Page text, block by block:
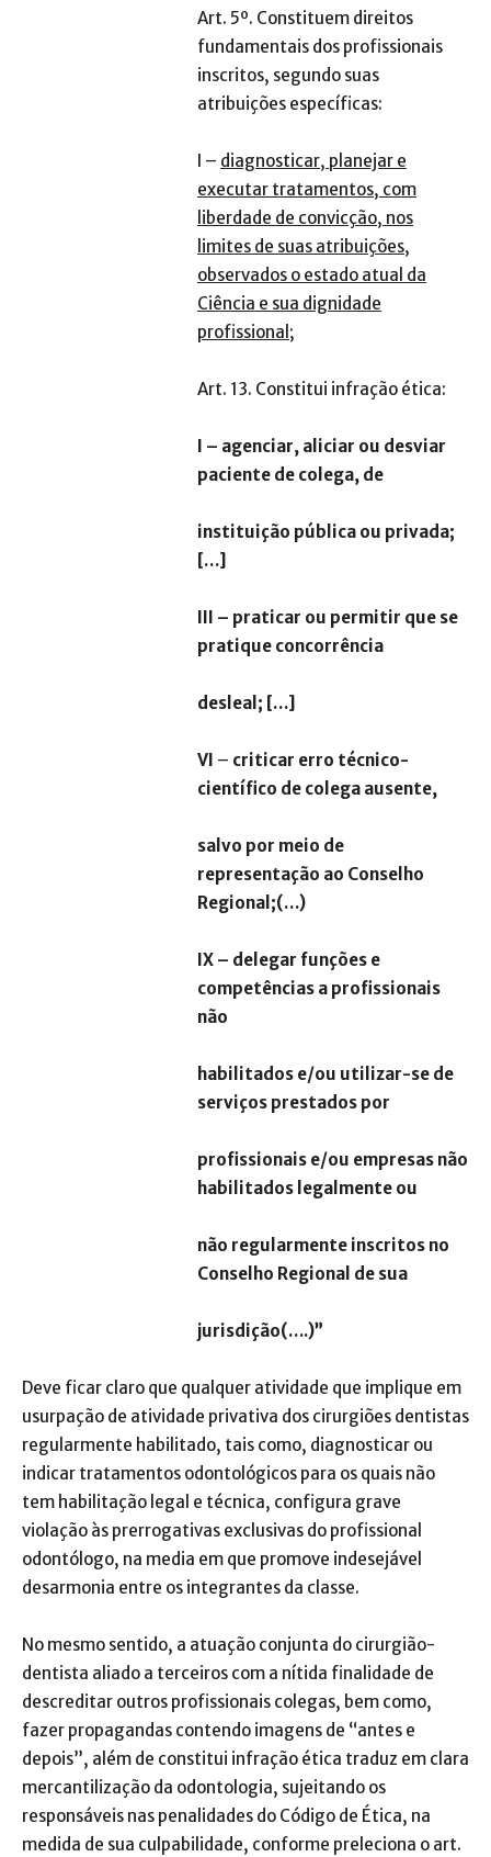
Art. 5º. Constituem direitos
fundamentais dos profissionais
inscritos, segundo suas
atribuições específicas:
I – diagnosticar, planejar e
executar tratamentos, com
liberdade de convicção, nos
limites de suas atribuições,
observados o estado atual da
Ciência e sua dignidade
profissional;
Art. 13. Constitui infração ética:
I – agenciar, aliciar ou desviar
paciente de colega, de
instituição pública ou privada;
[…]
III – praticar ou permitir que se
pratique concorrência
desleal; […]
VI – criticar erro técnico-
científico de colega ausente,
salvo por meio de
representação ao Conselho
Regional;(…)
IX – delegar funções e
competências a profissionais
não
habilitados e/ou utilizar-se de
serviços prestados por
profissionais e/ou empresas não
habilitados legalmente ou
não regularmente inscritos no
Conselho Regional de sua
jurisdição(….)”
Deve ficar claro que qualquer atividade que implique em
usurpação de atividade privativa dos cirurgiões dentistas
regularmente habilitado, tais como, diagnosticar ou
indicar tratamentos odontológicos para os quais não
tem habilitação legal e técnica, configura grave
violação às prerrogativas exclusivas do profissional
odontólogo, na media em que promove indesejável
desarmonia entre os integrantes da classe.
No mesmo sentido, a atuação conjunta do cirurgião-
dentista aliado a terceiros com a nítida finalidade de
descreditar outros profissionais colegas, bem como,
fazer propagandas contendo imagens de “antes e
depois”, além de constitui infração ética traduz em clara
mercantilização da odontologia, sujeitando os
responsáveis nas penalidades do Código de Ética, na
medida de sua culpabilidade, conforme preleciona o art.